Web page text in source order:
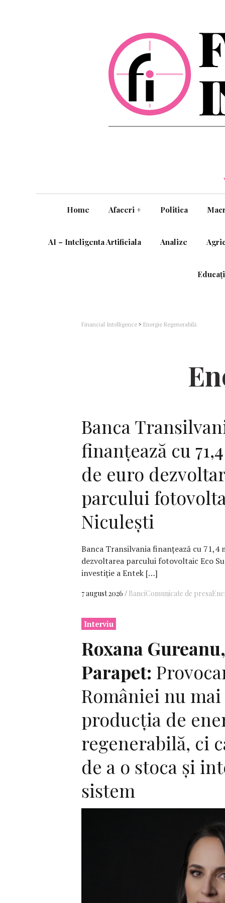
Home Afaceri + Politica
AI – Inteligenta Artificiala Analize
Financial Intelligence > Energie Regenerabilă
Banca
finanțează cu
de euro
parcului
Niculești
Banca Transilvania finanțează cu 71,4
dezvoltarea parcului fotovoltaic Eco
investiție a Entek […]
7 august 2026 BanciComunicate de presa
Interviu
Roxana
Parapet:
României nu mai
producția de
regenerabilă, ci
de a o stoca și
sistem